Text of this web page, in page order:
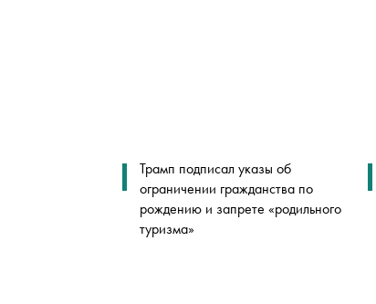
Трамп подписал указы об
ограничении гражданства по
рождению и запрете «родильного
туризма»